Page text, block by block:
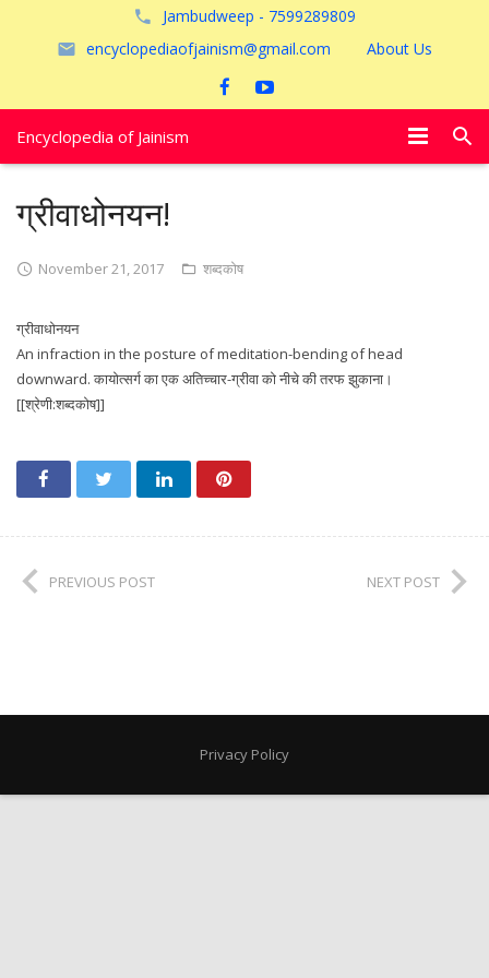
Jambudweep - 7599289809
encyclopediaofjainism@gmail.com
About Us
Encyclopedia of Jainism
पूजायें
अयोध्या
ग्रीवाधोनयन!
November 21, 2017 शब्दकोष
ग्रीवाधोनयन
An infraction in the posture of meditation-bending of head
downward. कायोत्सर्ग का एक अतिच्चार-ग्रीवा को नीचे की तरफ झुकाना।
[[श्रेणी:शब्दकोष]]
PREVIOUS POST NEXT POST
Privacy Policy